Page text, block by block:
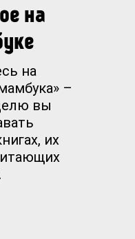
на
на
–
вы
их